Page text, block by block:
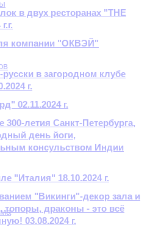
в двух ресторанах "THE
компании "ОКВЭЙ"
в загородном клубе
г.
02.11.2024 г.
летия Санкт-Петербурга,
день йоги,
консульством Индии
"Италия" 18.10.2024 г.
"Викинги"-декор зала и
драконы - это всё
03.08.2024 г.